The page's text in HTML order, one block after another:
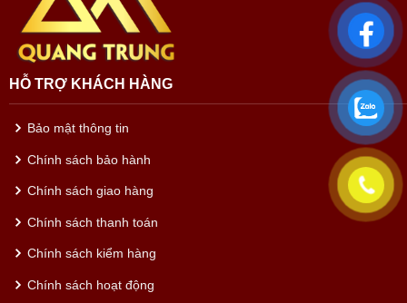
HỖ TRỢ KHÁCH HÀNG
Bảo mật thông tin
Chính sách bảo hành
Chính sách giao hàng
Chính sách thanh toán
Chính sách kiểm hàng
Chính sách hoạt động